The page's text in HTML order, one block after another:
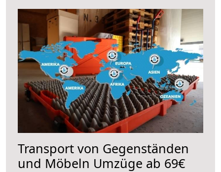
Transport von Gegenständen
und Möbeln Umzüge ab 69€